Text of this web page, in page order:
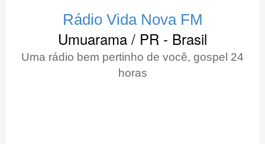
Rádio Vida Nova FM
Umuarama / PR - Brasil
Uma rádio bem pertinho de você, gospel 24
horas